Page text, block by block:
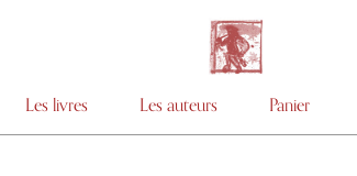
Les livres Les auteurs Panier